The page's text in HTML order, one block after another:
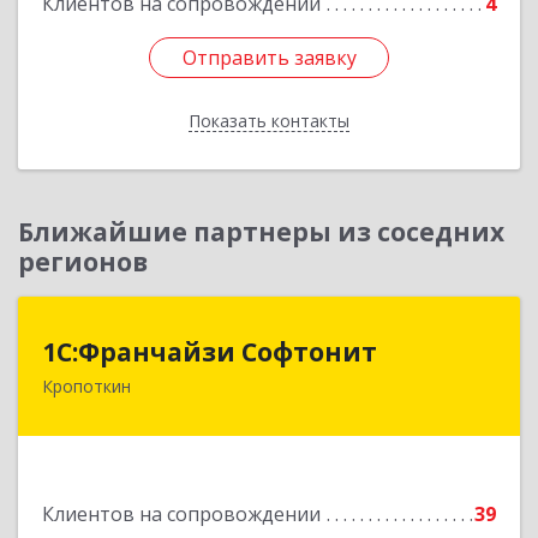
Отправить заявку
Показать контакты
Отправить заявку
Назад
Ближайшие партнеры из соседних
регионов
1С:Франчайзи Софтонит
Кропоткин
Клиентов на сопровождении 39
1С:Франчайзи Софтонит
352380, Краснодарский край, Кавказский р-н,